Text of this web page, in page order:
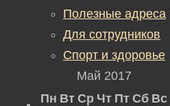
Полезные адреса
Для сотрудников
Спорт и здоровье
Май 2017
Пн Вт Ср Чт Пт Сб Вс